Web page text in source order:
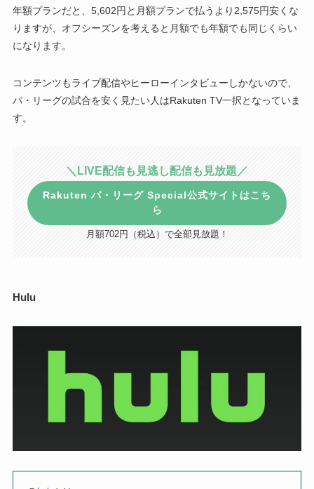
年額プランだと、5,602円と月額プランで払うより2,575円安くな
りますが、オフシーズンを考えると月額でも年額でも同じくらい
になります。
コンテンツもライブ配信やヒーローインタビューしかないので、
パ・リーグの試合を安く見たい人はRakuten TV一択となっていま
す。
＼LIVE配信も見逃し配信も見放題 ／
Rakuten パ・リーグ Special公式サイトはこち
ら
月額702円（税込）で全部見放題！
Hulu